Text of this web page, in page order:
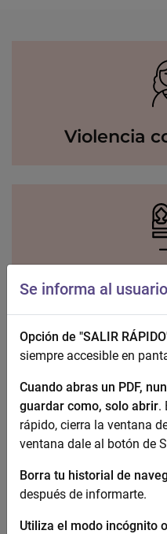
Violencia
Se informa al usuario
Opción de "SALIR
siempre accesible en
Cuando abras un PDF,
guardar como, solo abrir.
rápido, cierra la ventana
ventana dale al botón de
Borra tu historial de
después de informarte.
Utiliza el modo incógnito